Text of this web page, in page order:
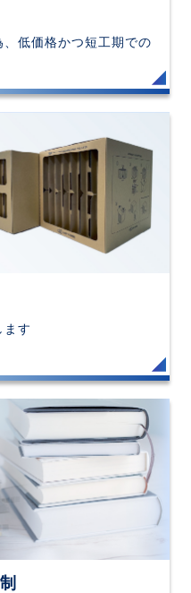
低価格かつ短工期での
ます